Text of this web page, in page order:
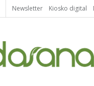
Newsletter Kiosko digital